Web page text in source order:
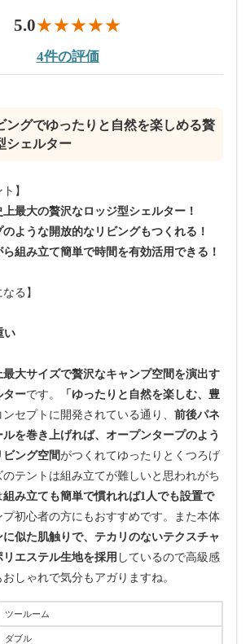
5.0
4件の評価
ングでゆったりと自然を楽しめる贅
シェルター
】
上最大の贅沢なロッジ型シェルター！
のような開放的なリビングもつくれる！
ら組み立て簡単で時間を有効活用できる！
る】
い
最大サイズで贅沢なキャンプ空間を演出す
ターです。
「ゆったりと自然を楽しむ、豊
ンセプトに開発されている通り、 前後パネ
を巻き上げれば、オープンタープのよう
ング空間がつくれてゆったりとくつろげ
のテントは組み立てが難しいと思われがち
組み立ても簡単で慣れれば1人でも設置で
初心者の方にもおすすめです。また本体
に似た肌触りで、テカリのないテクスチャ
エステル生地を採用 しているので高級感
しゃれで気分もアガりますね。
ツールーム
ダブル